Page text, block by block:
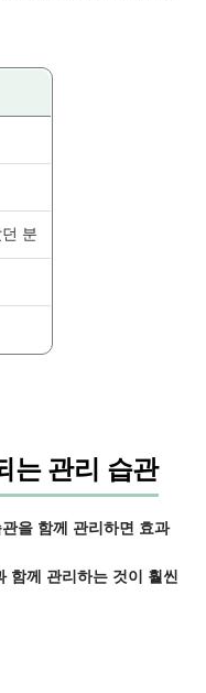
분
는 관리 습관
을 함께 관리하면 효과
함께 관리하는 것이 훨씬